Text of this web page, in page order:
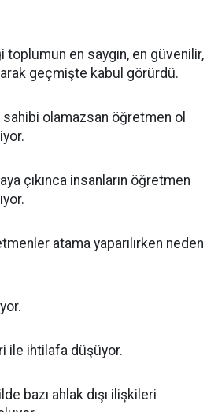
en saygın, en güvenilir,
geçmişte kabul görürdü.
olamazsan öğretmen ol
çıkınca insanların öğretmen
atama yaparılırken neden
ile ihtilafa düşüyor.
bazı ahlak dışı ilişkileri